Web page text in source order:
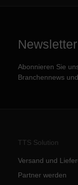
Abonnieren Sie
Branchennews
TTS Solution
Versand und
Partner werden